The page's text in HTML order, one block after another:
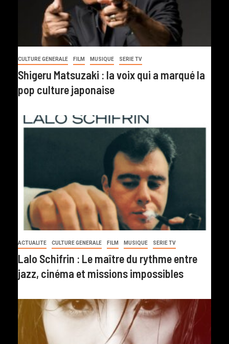
CULTURE GENERALE FILM MUSIQUE SERIE TV
Shigeru Matsuzaki : la voix qui a marqué la
pop culture japonaise
ACTUALITE CULTURE GENERALE FILM MUSIQUE SERIE TV
Lalo Schifrin : Le maître du rythme entre
jazz, cinéma et missions impossibles